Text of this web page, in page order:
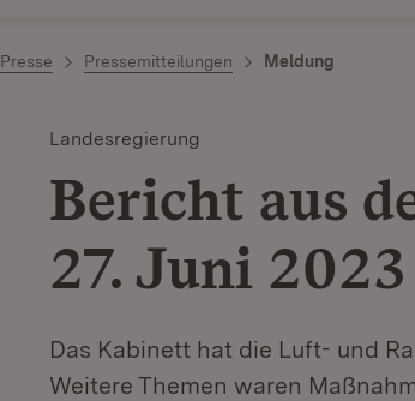
Presse Pressemitteilungen Meldung
Landesregierung
Bericht aus
27. Juni 2023
Das Kabinett hat die Luft- und
Weitere Themen waren